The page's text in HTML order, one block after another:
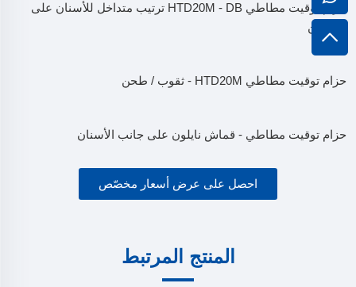
حزام توقيت مطاطي HTD20M - DB ترتيب متداخل للأسنان على
الجانبين
حزام توقيت مطاطي HTD20M - ثقوب / طحن
حزام توقيت مطاطي - قماش نايلون على جانب الأسنان
احصل على عرض أسعار مخصّص
المنتج المرتبط